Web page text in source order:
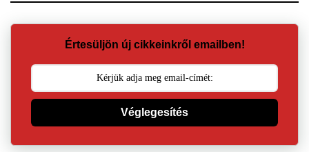
Értesüljön új cikkeinkről emailben!
Véglegesítés